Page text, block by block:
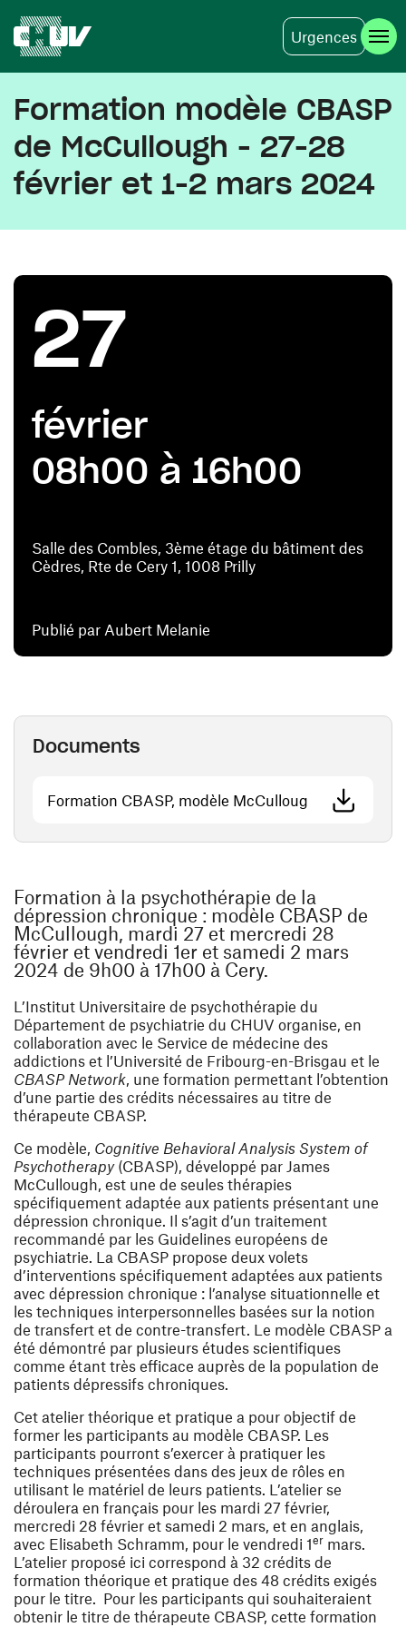
Urgences
Formation modèle CBASP
de McCullough - 27-28
février et 1-2 mars 2024
27
février
08h00 à 16h00
Salle des Combles, 3ème étage du bâtiment des
Cèdres, Rte de Cery 1, 1008 Prilly
Publié par Aubert Melanie
Documents
Formation CBASP, modèle McCulloug (ouvre une
Formation à la psychothérapie de la
dépression chronique : modèle CBASP de
McCullough, mardi 27 et mercredi 28
février et vendredi 1er et samedi 2 mars
2024 de 9h00 à 17h00 à Cery.
L’Institut Universitaire de psychothérapie du
Département de psychiatrie du CHUV organise, en
collaboration avec le Service de médecine des
addictions et l’Université de Fribourg-en-Brisgau et le
CBASP Network, une formation permettant l’obtention
d’une partie des crédits nécessaires au titre de
thérapeute CBASP.
Ce modèle, Cognitive Behavioral Analysis System of
Psychotherapy(CBASP), développé par James
McCullough, est une de seules thérapies
spécifiquement adaptée aux patients présentant une
dépression chronique. Il s’agit d’un traitement
recommandé par les Guidelines européens de
psychiatrie. La CBASP propose deux volets
d’interventions spécifiquement adaptées aux patients
avec dépression chronique : l’analyse situationnelle et
les techniques interpersonnelles basées sur la notion
de transfert et de contre-transfert. Le modèle CBASP a
été démontré par plusieurs études scientifiques
comme étant très efficace auprès de la population de
patients dépressifs chroniques.
Cet atelier théorique et pratique a pour objectif de
former les participants au modèle CBASP. Les
participants pourront s’exercer à pratiquer les
techniques présentées dans des jeux de rôles en
utilisant le matériel de leurs patients. L’atelier se
déroulera en français pour les mardi 27 février,
mercredi 28 février et samedi 2 mars, et en anglais,
avec Elisabeth Schramm, pour le vendredi 1er mars.
L’atelier proposé ici correspond à 32 crédits de
formation théorique et pratique des 48 crédits exigés
pour le titre. Pour les participants qui souhaiteraient
obtenir le titre de thérapeute CBASP, cette formation